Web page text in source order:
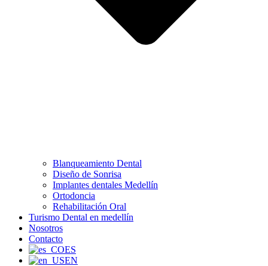
Blanqueamiento Dental
Diseño de Sonrisa
Implantes dentales Medellín
Ortodoncia
Rehabilitación Oral
Turismo Dental en medellín
Nosotros
Contacto
ES
EN